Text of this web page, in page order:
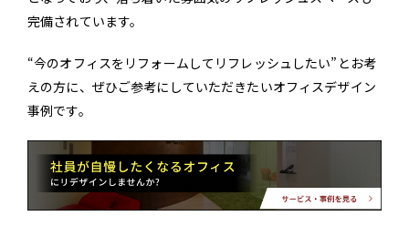
完備されています。
“今のオフィスをリフォームしてリフレッシュしたい”とお考
えの方に、ぜひご参考にしていただきたいオフィスデザイン
事例です。